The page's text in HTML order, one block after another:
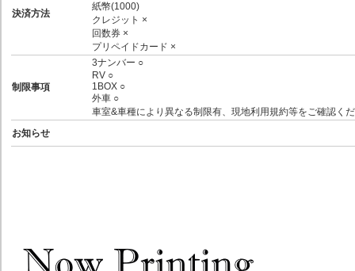
決済方法
紙幣(1000)
クレジット ×
回数券 ×
プリペイドカード ×
制限事項
3ナンバー ○
RV ○
1BOX ○
外車 ○
車室&車種により異なる制限有、現地利用規約等をご確認く
お知らせ